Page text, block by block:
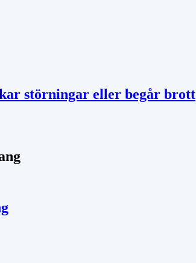
störningar eller begår brott